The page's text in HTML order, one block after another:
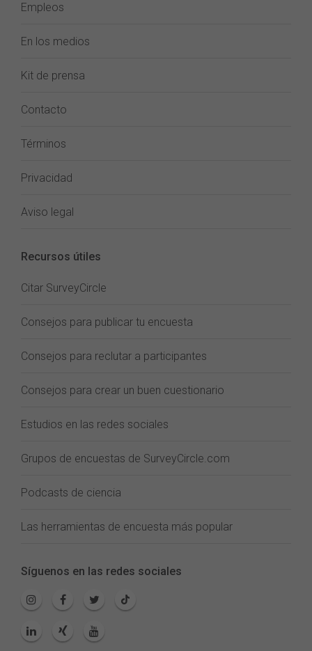
Empleos
En los medios
Kit de prensa
Contacto
Términos
Privacidad
Aviso legal
Recursos útiles
Citar SurveyCircle
Consejos para publicar tu encuesta
Consejos para reclutar a participantes
Consejos para crear un buen cuestionario
Estudios en las redes sociales
Grupos de encuestas de SurveyCircle.com
Podcasts de ciencia
Las herramientas de encuesta más popular
Síguenos en las redes sociales